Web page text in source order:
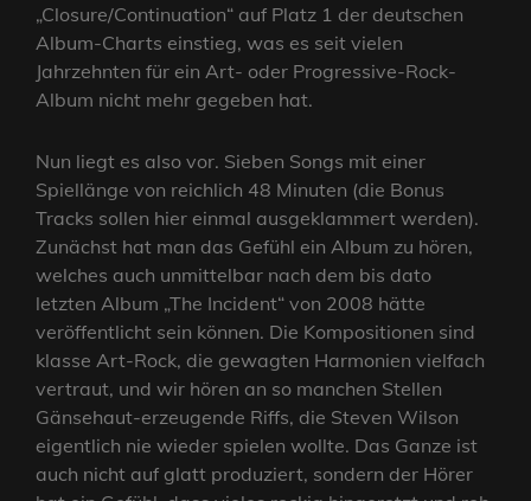
„Closure/Continuation“ auf Platz 1 der deutschen
Album-Charts einstieg, was es seit vielen
Jahrzehnten für ein Art- oder Progressive-Rock-
Album nicht mehr gegeben hat.
Nun liegt es also vor. Sieben Songs mit einer
Spiellänge von reichlich 48 Minuten (die Bonus
Tracks sollen hier einmal ausgeklammert werden).
Zunächst hat man das Gefühl ein Album zu hören,
welches auch unmittelbar nach dem bis dato
letzten Album „The Incident“ von 2008 hätte
veröffentlicht sein können. Die Kompositionen sind
klasse Art-Rock, die gewagten Harmonien vielfach
vertraut, und wir hören an so manchen Stellen
Gänsehaut-erzeugende Riffs, die Steven Wilson
eigentlich nie wieder spielen wollte. Das Ganze ist
auch nicht auf glatt produziert, sondern der Hörer